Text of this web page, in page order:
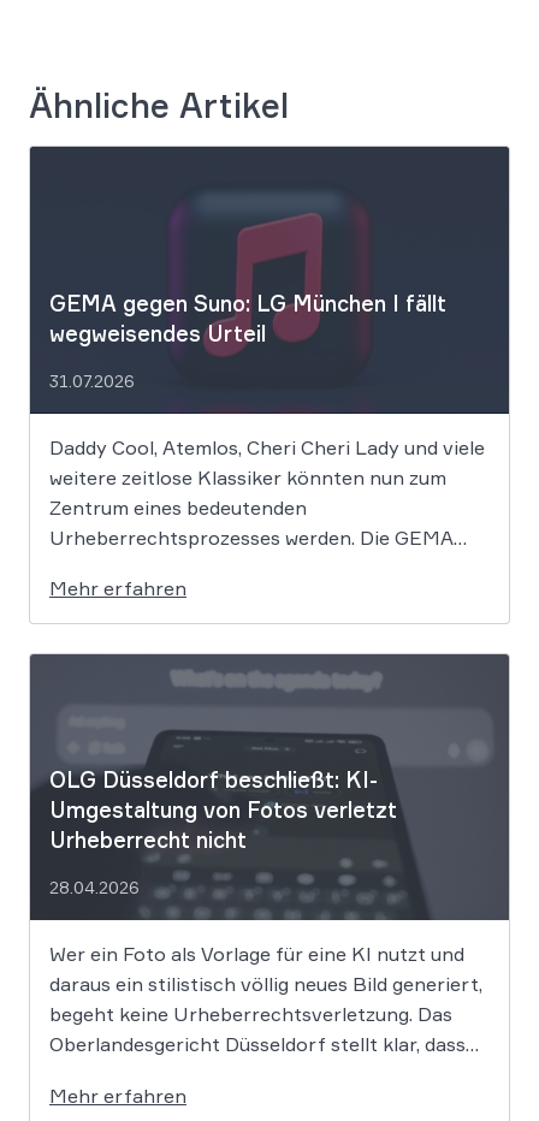
Ähnliche Artikel
GEMA gegen Suno: LG München I fällt
wegweisendes Urteil
31.07.2026
Daddy Cool, Atemlos, Cheri Cheri Lady und viele
weitere zeitlose Klassiker könnten nun zum
Zentrum eines bedeutenden
Urheberrechtsprozesses werden. Die GEMA
die Rechte ihrer Mitglieder verteidigen. Dem
Unternehmen hinter der populären KI-Musik-
App werden massive
Urheberrechtsverletzungen vorgeworfen. Die
Mehr erfahren
OLG Düsseldorf beschließt: KI-
Umgestaltung von Fotos verletzt
Urheberrecht nicht
28.04.2026
Wer ein Foto als Vorlage für eine KI nutzt und
daraus ein stilistisch völlig neues Bild generiert,
begeht keine Urheberrechtsverletzung. Das
Oberlandesgericht Düsseldorf stellt klar, dass
KI-gestützte Umgestaltung zulässig ist, solange
Mehr erfahren